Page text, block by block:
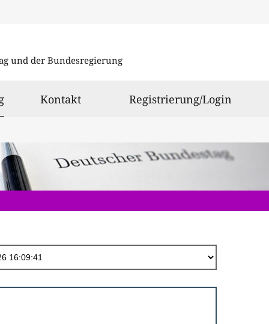
und der Bundesregierung
ausgewählt
Kontakt Registrierung/Login